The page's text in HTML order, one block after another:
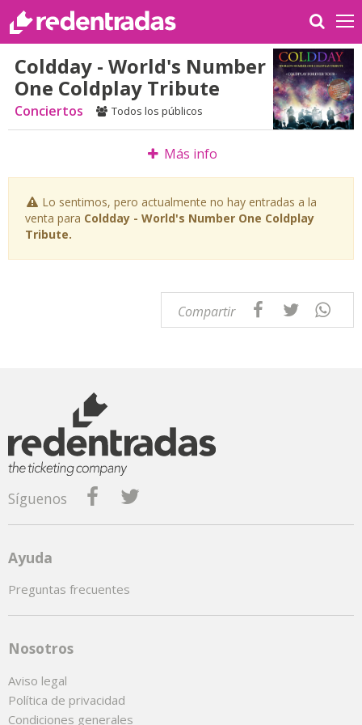
Coldday - World's Number
One Coldplay Tribute
Conciertos Todos los públicos
Más info
Lo sentimos, pero actualmente no hay entradas a la
venta para Coldday - World's Number One Coldplay
Tribute.
Compartir
Síguenos
Ayuda
Preguntas frecuentes
Nosotros
Aviso legal
Política de privacidad
Condiciones generales